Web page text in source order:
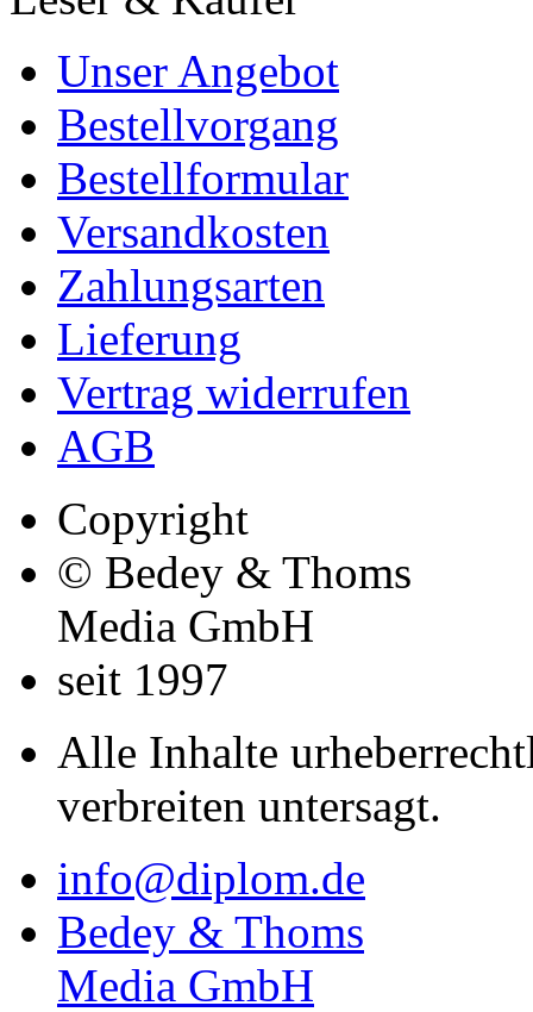
Unser Angebot
Bestellvorgang
Bestellformular
Versandkosten
Zahlungsarten
Lieferung
Vertrag widerrufen
AGB
Copyright
© Bedey & Thoms
Media GmbH
seit 1997
Alle Inhalte
verbreiten untersagt.
info@diplom.de
Bedey & Thoms
Media GmbH